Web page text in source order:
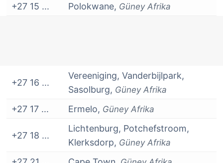
+27 15 ... Polokwane, Güney Afrika
+27 16 ...
Vereeniging, Vanderbijlpark,
Sasolburg, Güney Afrika
+27 17 ... Ermelo, Güney Afrika
+27 18 ...
Lichtenburg, Potchefstroom,
Klerksdorp, Güney Afrika